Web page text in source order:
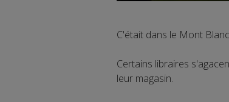
C'était dans le Mont
Certains libraires
leur magasin.